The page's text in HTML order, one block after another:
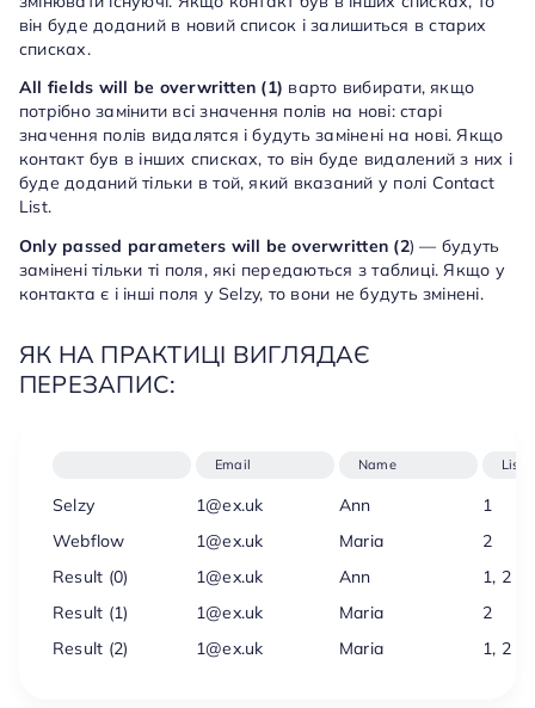
він буде доданий в новий список і залишиться в старих
списках.
All fields will be overwritten (1) варто вибирати, якщо
потрібно замінити всі значення полів на нові: старі
значення полів видалятся і будуть замінені на нові. Якщо
контакт був в інших списках, то він буде видалений з них і
буде доданий тільки в той, який вказаний у полі Contact
List.
Only passed parameters will be overwritten (2) — будуть
замінені тільки ті поля, які передаються з таблиці. Якщо у
контакта є і інші поля у Selzy, то вони не будуть змінені.
ЯК НА ПРАКТИЦІ ВИГЛЯДАЄ
ПЕРЕЗАПИС:
Email Name Lists
Selzy 1@ex.uk Ann
1
Webflow
1@ex.uk Maria
2
Result (0)
1@ex.uk Ann
1, 2
Result (1)
1@ex.uk Maria
2
Result (2)
1@ex.uk Maria 1, 2